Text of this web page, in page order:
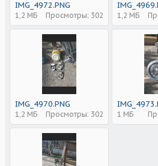
IMG_4972.PNG
1,2 МБ Просмотры: 302 1,2 МБ
IMG_4970.PNG
1,2 МБ Просмотры: 302 1 МБ